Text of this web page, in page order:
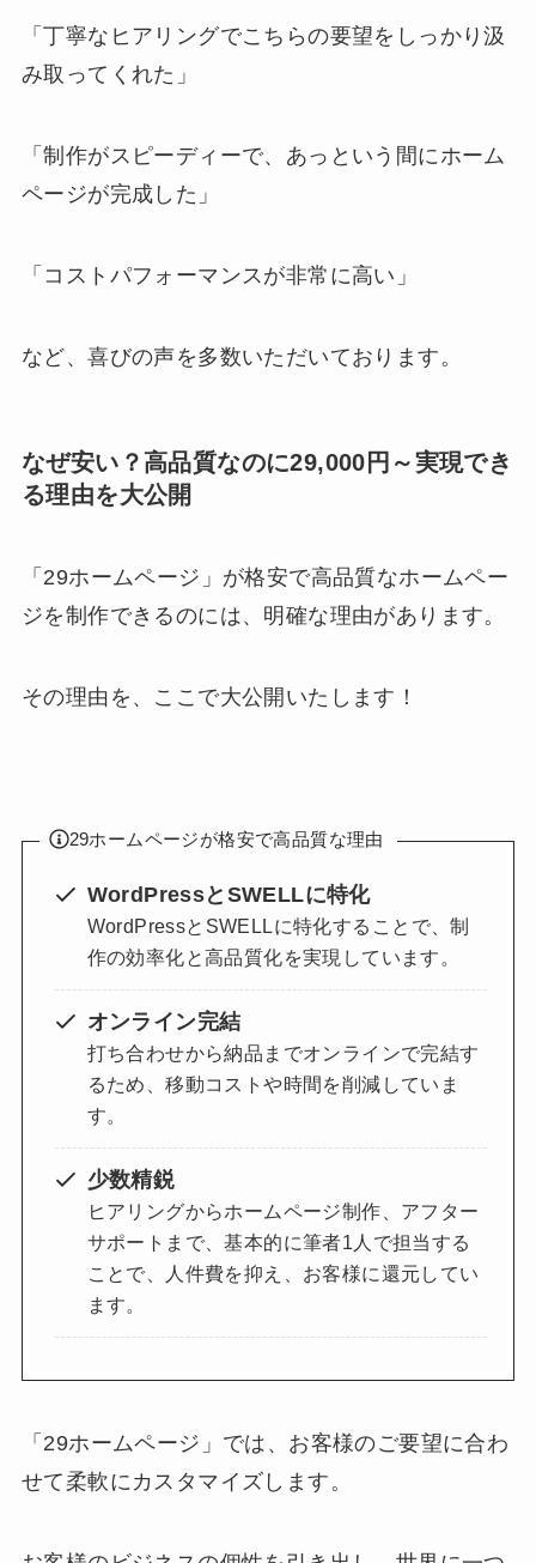
「丁寧なヒアリングでこちらの要望をしっかり汲
み取ってくれた」
「制作がスピーディーで、あっという間にホーム
ページが完成した」
「コストパフォーマンスが非常に高い」
など、喜びの声を多数いただいております。
なぜ安い？高品質なのに29,000円～実現でき
る理由を大公開
「29ホームページ」が格安で高品質なホームペー
ジを制作できるのには、明確な理由があります。
その理由を、ここで大公開いたします！
29ホームページが格安で高品質な理由
WordPressとSWELLに特化
WordPressとSWELLに特化することで、制
作の効率化と高品質化を実現しています。
オンライン完結
打ち合わせから納品までオンラインで完結す
るため、移動コストや時間を削減していま
す。
少数精鋭
ヒアリングからホームページ制作、アフター
サポートまで、基本的に筆者1人で担当する
ことで、人件費を抑え、お客様に還元してい
ます。
「29ホームページ」では、お客様のご要望に合わ
せて柔軟にカスタマイズします。